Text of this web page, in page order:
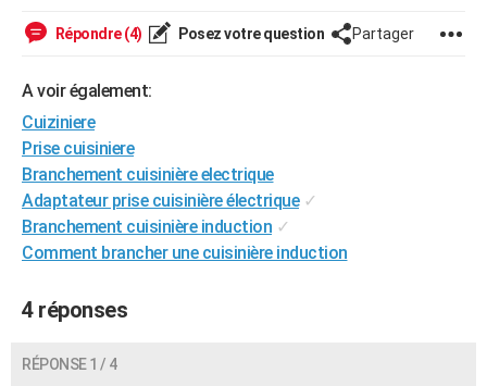
Guides de France
Escapades
Patrimoine
Expositions
Musées
Week-end nature
LIFESTYLE
Alimentation
Guide de la santé
Maladies
Médicaments
Sommeil
VOYAGE
Destinations
City break
Voyage nature
Voyage de noces
Forum
Climat
+PHOTO
GUIDES D'ACHAT
BONS PLANS
Dictionnaire
Répondre (4) Posez votre question Partager
A voir également:
Cuiziniere
Prise cuisiniere
Branchement cuisinière electrique
Adaptateur prise cuisinière électrique ✓
Branchement cuisinière induction ✓
Comment brancher une cuisinière induction
4 réponses
RÉPONSE 1 / 4